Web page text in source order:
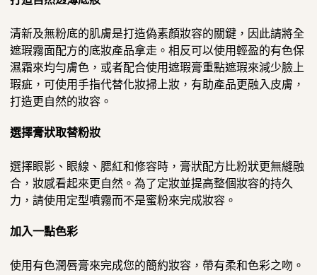
清新及無粉底的肌膚是打造偽素顏妝容的關鍵，因此請將全
遮瑕霧面配方的底妝產品拿走。相反可以使用輕盈的有色保
濕霜來均勻膚色，或者配合使用遮瑕膏重點遮瑕來減少臉上
瑕疵，可使用手指代替化妝掃上妝，有助產品更融入皮膚，
打造更自然的妝容。
選擇膏狀取替粉妝
選擇眼影、眼線、腮紅和修容時，膏狀配方比粉狀更無縫融
合，妝感看起來更自然。為了定妝並提高整個妝容的持久
力，請使用定型噴霧而不是蜜粉來完成妝容。
加入一點色彩
使用有色潤唇膏來完成您的簡約妝容，帶有柔和色彩之吻。